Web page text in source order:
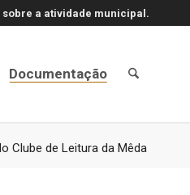
a atividade municipal.
Documentação
Clube de Leitura da Mêda